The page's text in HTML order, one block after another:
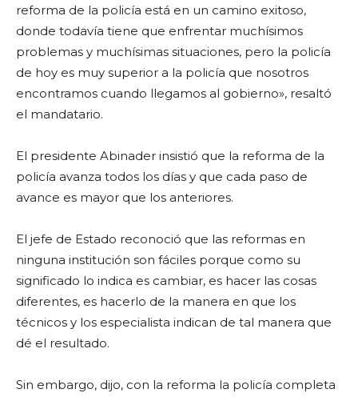
reforma de la policía está en un camino exitoso,
donde todavía tiene que enfrentar muchísimos
problemas y muchísimas situaciones, pero la policía
de hoy es muy superior a la policía que nosotros
encontramos cuando llegamos al gobierno», resaltó
el mandatario.
El presidente Abinader insistió que la reforma de la
policía avanza todos los días y que cada paso de
avance es mayor que los anteriores.
El jefe de Estado reconoció que las reformas en
ninguna institución son fáciles porque como su
significado lo indica es cambiar, es hacer las cosas
diferentes, es hacerlo de la manera en que los
técnicos y los especialista indican de tal manera que
dé el resultado.
Sin embargo, dijo, con la reforma la policía completa